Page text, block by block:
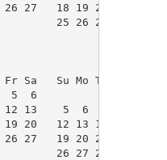
27   18 19 20 21 22
25 26 27 28 29
Sa   Su Mo Tu We Th
5  6             1  2
13    5  6  7  8  9
20   12 13 14 15 16
27   19 20 21 22 23
26 27 28 29 30